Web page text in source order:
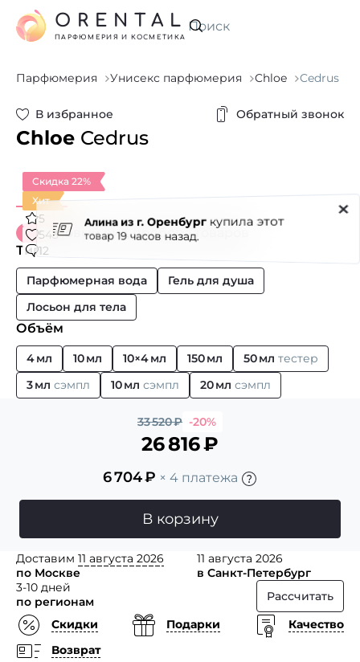
Искать
ORENTAL
ПАРФЮМЕРИЯ И КОСМЕТИКА
Парфюмерия Унисекс парфюмерия Chloe Cedrus
В избранное Обратный звонок
Chloe Cedrus
Скидка 22%
Хит
5
543
12
Новый вид подбора товаров
Тип
Парфюмерная вода
Гель для душа
Лосьон для тела
Объём
4 мл 10 мл 10×4 мл 150 мл 50 мл тестер
3 мл сэмпл 10 мл сэмпл 20 мл сэмпл
33 520₽ -20%
26 816₽
6 704₽ × 4 платежа
В корзину
Доставим 11 августа 2026
по Москве
11 августа 2026
в Санкт-Петербург
3-10 дней
по регионам
Рассчитать
Скидки
Подарки
Качество
Возврат